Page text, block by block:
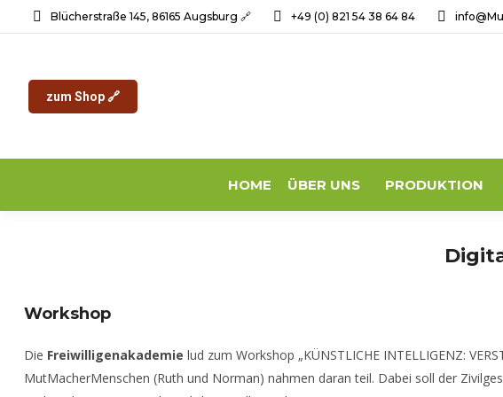
Blücherstraße 145, 86165 Augsburg 🔗 +49 (0) 821 54 38 64 84
zum Shop 🔗
HOME ÜBER UNS PRODUKTION
Workshop
Die Freiwilligenakademie lud zum Workshop „KÜNSTLICHE INTELLIGENZ:
MutMacherMenschen (Ruth und Norman) nahmen daran teil. Dabei soll der